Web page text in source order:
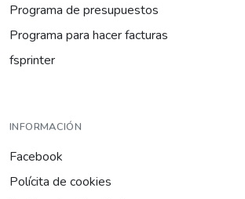
Programa de presupuestos
Programa para hacer facturas
fsprinter
INFORMACIÓN
Facebook
Polícita de cookies